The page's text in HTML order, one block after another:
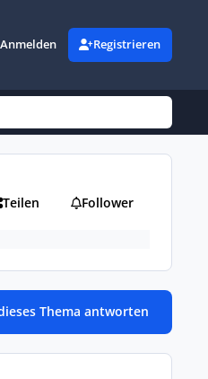
Registrieren
Teilen Follower
Thema antworten